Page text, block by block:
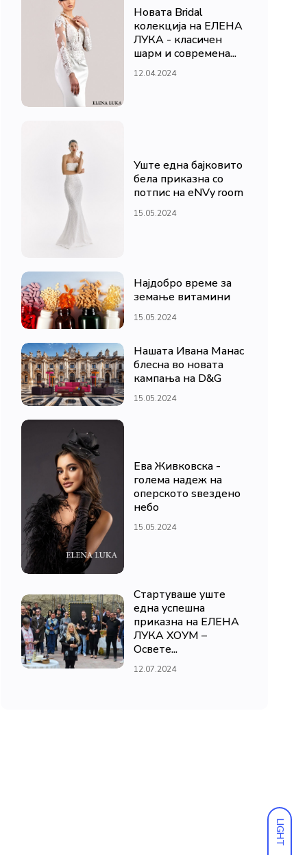
LIGHT
Новата Bridal
колекција на ЕЛЕНА
ЛУКА - класичен
шарм и современа...
12.04.2024
Уште една бајковито
бела приказна со
потпис на eNVy room
15.05.2024
Најдобро време за
земање витамини
15.05.2024
Нашата Ивана Манас
блесна во новата
кампања на D&G
15.05.2024
Ева Живковска -
голема надеж на
оперското ѕвездено
небо
15.05.2024
Стартуваше уште
една успешна
приказна на ЕЛЕНА
ЛУКА ХОУМ –
Освете...
12.07.2024